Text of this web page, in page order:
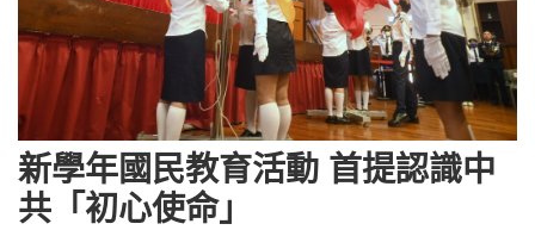
新學年國民教育活動 首提認識中
共「初心使命」